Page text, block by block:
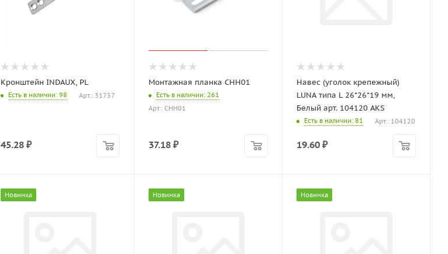
Кронштейн INDAUX, PL
Есть в наличии: 98 Арт.: 31757
45.28 ₽
Монтажная планка CHH01
Есть в наличии: 261
Арт.: CHH01
37.18 ₽
Навес (уголок крепежный)
LUNA типа L 26*26*19 мм,
Белый арт. 104120 AKS
Есть в наличии: 81 Арт.: 104120
19.60 ₽
Новинка Новинка Новинка